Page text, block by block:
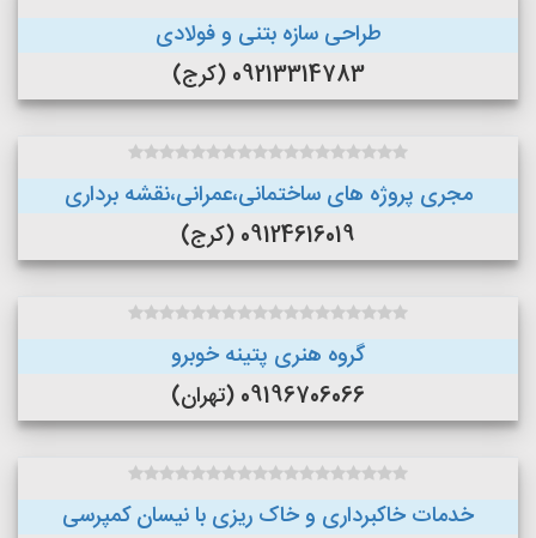
طراحی سازه بتنی و فولادی
09213314783 (کرج)
مجری پروژه های ساختمانی،عمرانی،نقشه برداری
09124616019 (کرج)
گروه هنری پتینه خوبرو
09196706066 (تهران)
خدمات خاکبرداری و خاک ریزی با نیسان کمپرسی